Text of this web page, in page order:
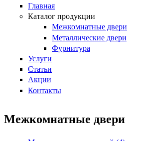
Главная
Каталог продукции
Межкомнатные двери
Металлические двери
Фурнитура
Услуги
Статьи
Акции
Контакты
Межкомнатные двери